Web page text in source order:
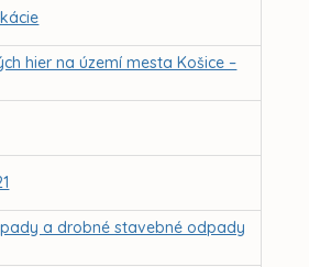
hier na území mesta Košice –
a drobné stavebné odpady